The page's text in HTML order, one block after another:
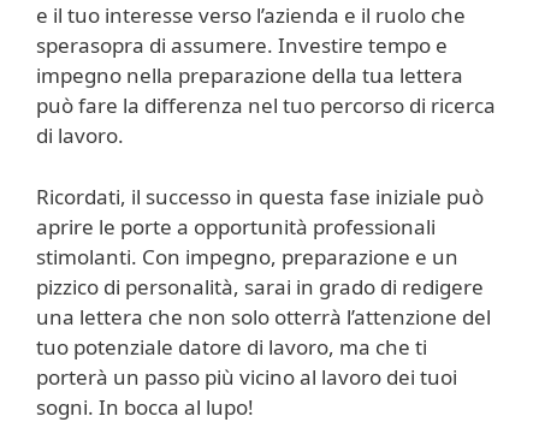
e il tuo interesse verso l’azienda e il ruolo che
sperasopra di assumere. Investire tempo e
impegno nella preparazione della tua lettera
può fare la differenza nel tuo percorso di ricerca
di lavoro.
Ricordati, il successo in questa fase iniziale può
aprire le porte a opportunità professionali
stimolanti. Con impegno, preparazione e un
pizzico di personalità, sarai in grado di redigere
una lettera che non solo otterrà l’attenzione del
tuo potenziale datore di lavoro, ma che ti
porterà un passo più vicino al lavoro dei tuoi
sogni. In bocca al lupo!